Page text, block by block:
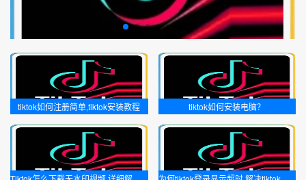
tiktok如何注册简单,tiktok安装教程 tiktok如何安装电脑？